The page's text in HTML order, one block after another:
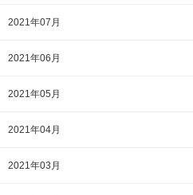
2021年07月
2021年06月
2021年05月
2021年04月
2021年03月